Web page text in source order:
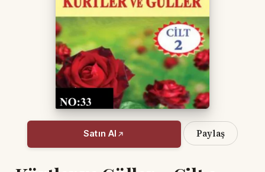
Satın Al Paylaş